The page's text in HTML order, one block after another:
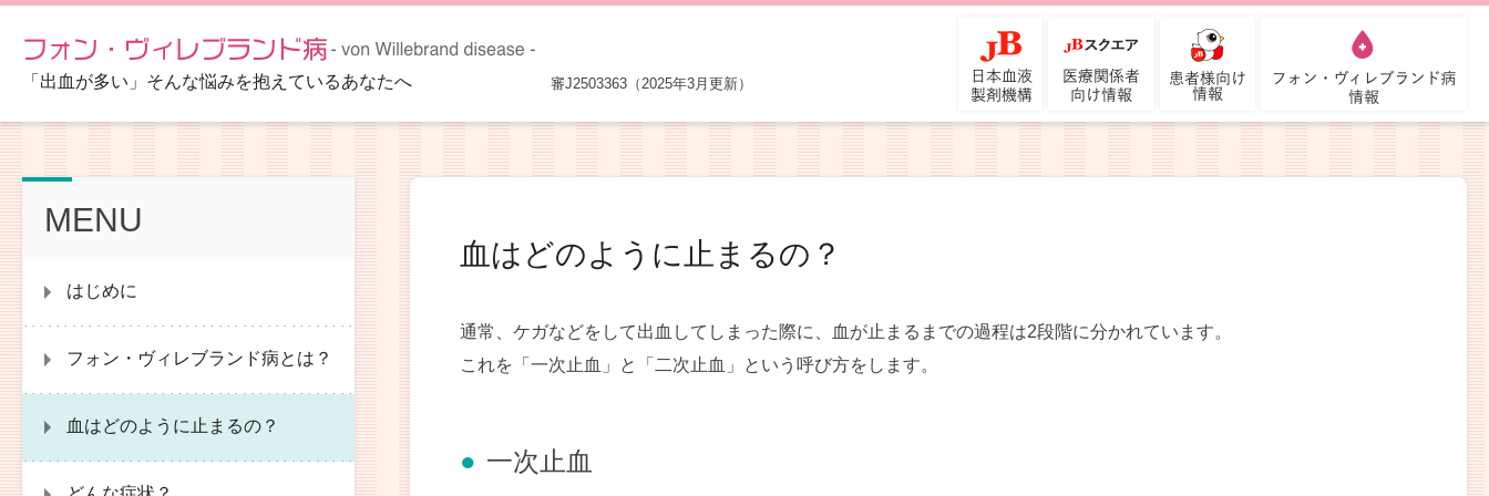
「出血が多い」そんな悩みを抱えているあなたへ 審J2503363（2025年3月更新）
血はどのように止まるの？
通常、ケガなどをして出血してしまった際に、血が止まるまでの過程は2段階に分かれています。
これを「一次止血」と「二次止血」という呼び方をします。
一次止血
MENU
はじめに
フォン・ヴィレブランド病とは？
血はどのように止まるの？